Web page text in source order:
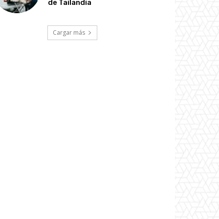
de Tailandia
Cargar más